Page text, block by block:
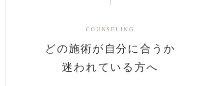
COUNSELING
どの施術が自分に合うか
迷われている方へ